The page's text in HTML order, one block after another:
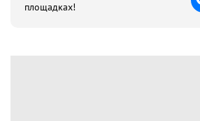
площадках!